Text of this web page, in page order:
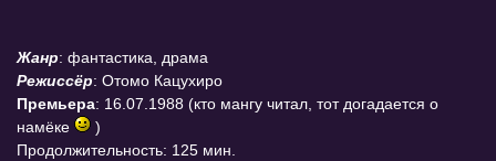
Жанр: фантастика, драма
Режиссёр: Отомо Кацухиро
Премьера: 16.07.1988 (кто мангу читал, тот догадается о
намёке
)
Продолжительность: 125 мин.